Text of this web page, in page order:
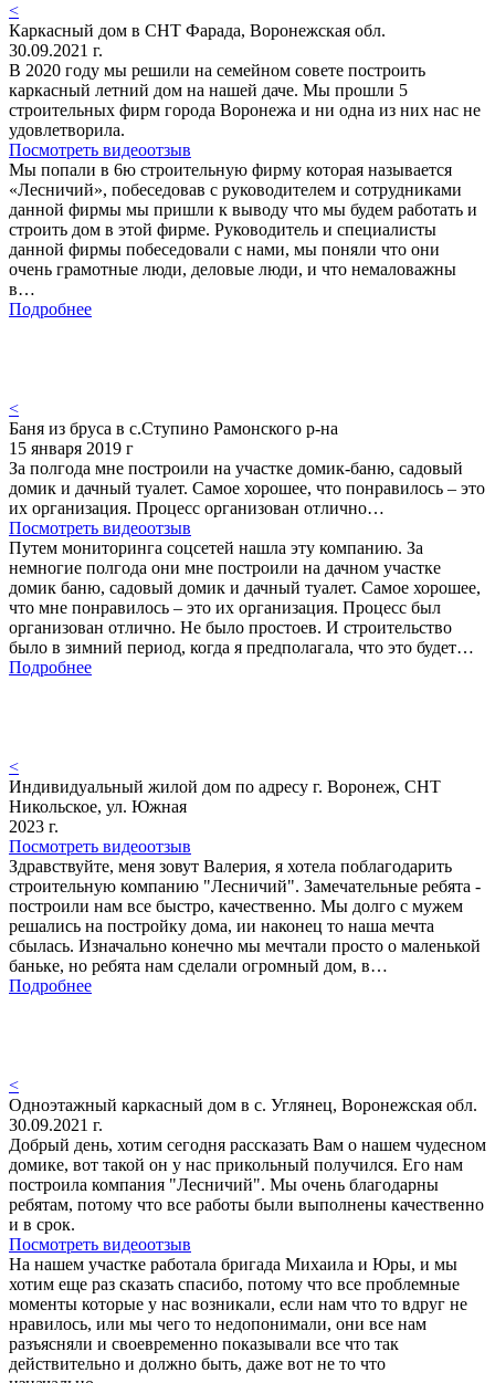
<
Каркасный дом в СНТ Фарада, Воронежская обл.
30.09.2021 г.
В 2020 году мы решили на семейном совете построить
каркасный летний дом на нашей даче. Мы прошли 5
строительных фирм города Воронежа и ни одна из них нас не
удовлетворила.
Посмотреть видеоотзыв
Мы попали в 6ю строительную фирму которая называется
«Лесничий», побеседовав с руководителем и сотрудниками
данной фирмы мы пришли к выводу что мы будем работать и
строить дом в этой фирме. Руководитель и специалисты
данной фирмы побеседовали с нами, мы поняли что они
очень грамотные люди, деловые люди, и что немаловажны
в…
Подробнее
<
Баня из бруса в с.Ступино Рамонского р-на
15 января 2019 г
За полгода мне построили на участке домик-баню, садовый
домик и дачный туалет. Самое хорошее, что понравилось – это
их организация. Процесс организован отлично…
Посмотреть видеоотзыв
Путем мониторинга соцсетей нашла эту компанию. За
немногие полгода они мне построили на дачном участке
домик баню, садовый домик и дачный туалет. Самое хорошее,
что мне понравилось – это их организация. Процесс был
организован отлично. Не было простоев. И строительство
было в зимний период, когда я предполагала, что это будет…
Подробнее
<
Индивидуальный жилой дом по адресу г. Воронеж, СНТ
Никольское, ул. Южная
2023 г.
Посмотреть видеоотзыв
Здравствуйте, меня зовут Валерия, я хотела поблагодарить
строительную компанию "Лесничий". Замечательные ребята -
построили нам все быстро, качественно. Мы долго с мужем
решались на постройку дома, ии наконец то наша мечта
сбылась. Изначально конечно мы мечтали просто о маленькой
баньке, но ребята нам сделали огромный дом, в…
Подробнее
<
Одноэтажный каркасный дом в с. Углянец, Воронежская обл.
30.09.2021 г.
Добрый день, хотим сегодня рассказать Вам о нашем чудесном
домике, вот такой он у нас прикольный получился. Его нам
построила компания "Лесничий". Мы очень благодарны
ребятам, потому что все работы были выполнены качественно
и в срок.
Посмотреть видеоотзыв
На нашем участке работала бригада Михаила и Юры, и мы
хотим еще раз сказать спасибо, потому что все проблемные
моменты которые у нас возникали, если нам что то вдруг не
нравилось, или мы чего то недопонимали, они все нам
разъясняли и своевременно показывали все что так
действительно и должно быть, даже вот не то что